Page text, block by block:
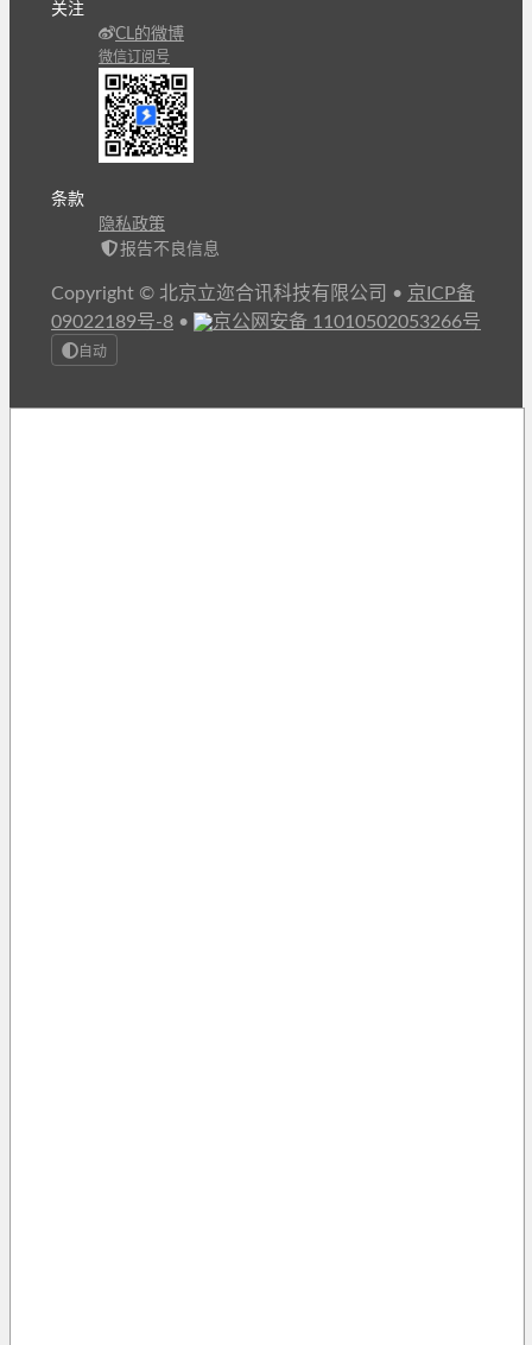
关注
CL的微博
微信订阅号
条款
隐私政策
报告不良信息
Copyright © 北京立迩合讯科技有限公司 • 京ICP备
09022189号-8 • 京公网安备 11010502053266号
自动